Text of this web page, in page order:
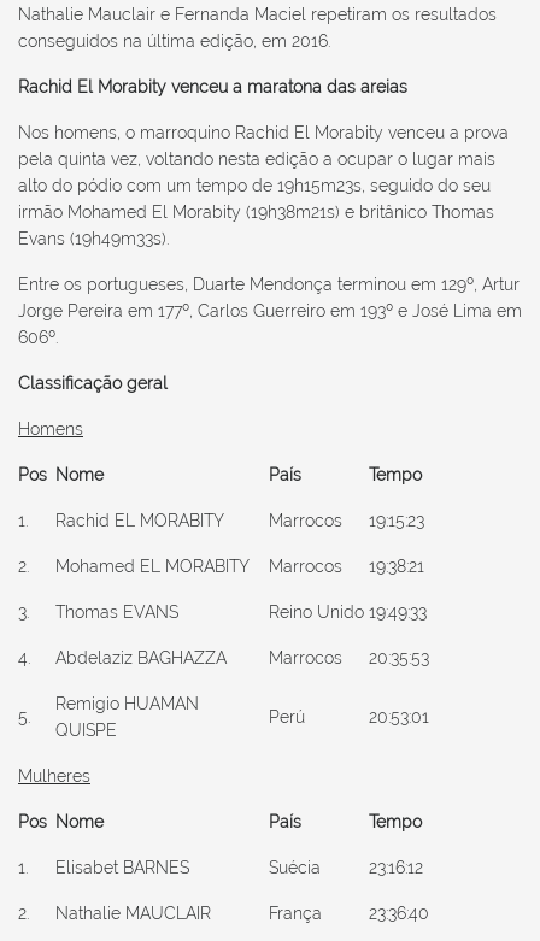
Nathalie Mauclair e Fernanda Maciel repetiram os resultados
conseguidos na última edição, em 2016.
Rachid El Morabity venceu a maratona das areias
Nos homens, o marroquino Rachid El Morabity venceu a prova
pela quinta vez, voltando nesta edição a ocupar o lugar mais
alto do pódio com um tempo de 19h15m23s, seguido do seu
irmão Mohamed El Morabity (19h38m21s) e britânico Thomas
Evans (19h49m33s).
Entre os portugueses, Duarte Mendonça terminou em 129º, Artur
Jorge Pereira em 177º, Carlos Guerreiro em 193º e José Lima em
606º.
Classificação geral
Homens
Pos Nome País Tempo
1. Rachid EL MORABITY Marrocos 19:15:23
2. Mohamed EL MORABITY Marrocos 19:38:21
3. Thomas EVANS Reino Unido 19:49:33
4. Abdelaziz BAGHAZZA Marrocos 20:35:53
5.
Remigio HUAMAN
QUISPE
Perú 20:53:01
Mulheres
Pos Nome País Tempo
1. Elisabet BARNES Suécia 23:16:12
2. Nathalie MAUCLAIR França 23:36:40